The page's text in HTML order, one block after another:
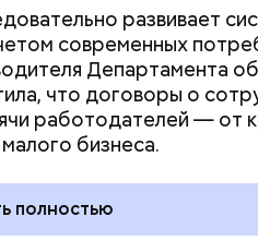
развивает
современных
Департамента
что договоры о
работодателей — от
бизнеса.
полностью
классов глубоко
Для них организуют
и
серьезно изучают
ведущих